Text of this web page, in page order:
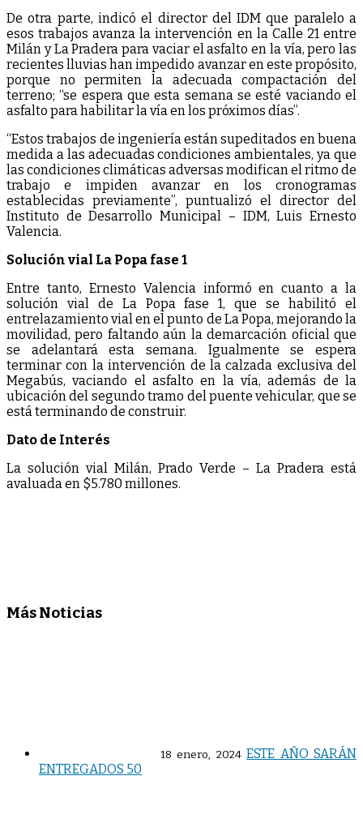
De otra parte, indicó el director del IDM que paralelo a
esos trabajos avanza la intervención en la Calle 21 entre
Milán y La Pradera para vaciar el asfalto en la vía, pero las
recientes lluvias han impedido avanzar en este propósito,
porque no permiten la adecuada compactación del
terreno; “se espera que esta semana se esté vaciando el
asfalto para habilitar la vía en los próximos días”.
“Estos trabajos de ingeniería están supeditados en buena
medida a las adecuadas condiciones ambientales, ya que
las condiciones climáticas adversas modifican el ritmo de
trabajo e impiden avanzar en los cronogramas
establecidas previamente”, puntualizó el director del
Instituto de Desarrollo Municipal – IDM, Luis Ernesto
Valencia.
Solución vial La Popa fase 1
Entre tanto, Ernesto Valencia informó en cuanto a la
solución vial de La Popa fase 1, que se habilitó el
entrelazamiento vial en el punto de La Popa, mejorando la
movilidad, pero faltando aún la demarcación oficial que
se adelantará esta semana. Igualmente se espera
terminar con la intervención de la calzada exclusiva del
Megabús, vaciando el asfalto en la vía, además de la
ubicación del segundo tramo del puente vehicular, que se
está terminando de construir.
Dato de Interés
La solución vial Milán, Prado Verde – La Pradera está
avaluada en $5.780 millones.
Más Noticias
18 enero, 2024 ESTE AÑO SARÁN
ENTREGADOS 50